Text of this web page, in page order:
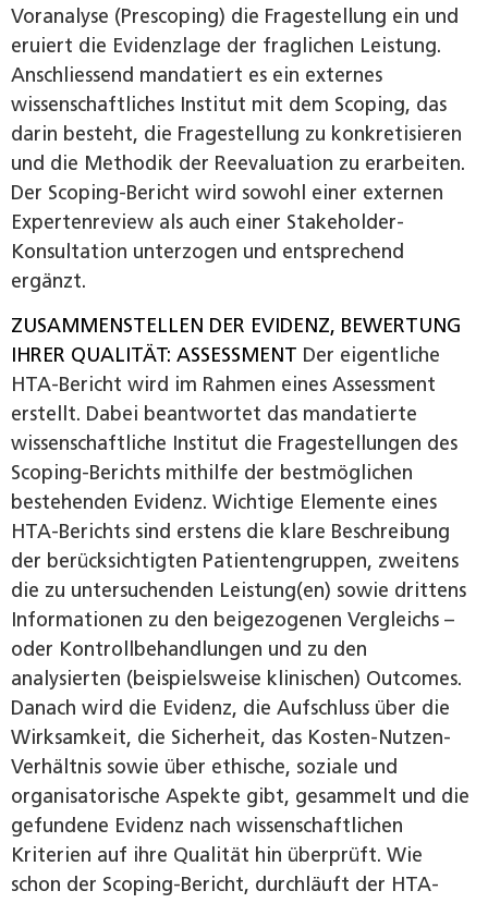
Voranalyse (Prescoping) die Fragestellung ein und
eruiert die Evidenzlage der fraglichen Leistung.
Anschliessend mandatiert es ein externes
wissenschaftliches Institut mit dem Scoping, das
darin besteht, die Fragestellung zu konkretisieren
und die Methodik der Re­­evaluation zu erarbeiten.
Der Scoping-Bericht wird sowohl einer externen
Expertenreview als auch einer Stakeholder-
Konsultation unterzogen und entsprechend
ergänzt.
ZUSAMMENSTELLEN DER EVIDENZ, BEWERTUNG
IHRER QUALITÄT: ASSESSMENT Der eigentliche
HTA-Bericht wird im Rahmen eines Assessment
erstellt. Dabei beantwortet das mandatierte
wissenschaftliche Institut die Fragestellungen des
Scoping-Berichts mithilfe der bestmöglichen
bestehenden Evidenz. Wichtige Elemente eines
HTA-Berichts sind erstens die klare Beschreibung
der berücksichtigten Patientengruppen, zweitens
die zu untersuchenden Leistung(en) sowie drittens
Informationen zu den beigezogenen Vergleichs –
oder Kontrollbehandlungen und zu den
analysierten (beispielsweise klinischen) Outcomes.
Danach wird die Evidenz, die Aufschluss über die
Wirksamkeit, die Sicherheit, das Kosten-Nutzen-
Verhältnis sowie über ethische, soziale und
organisatorische Aspekte gibt, gesammelt und die
gefundene Evidenz nach wissenschaftlichen
Kriterien auf ihre Qualität hin überprüft. Wie
schon der Scoping-Bericht, durchläuft der HTA-